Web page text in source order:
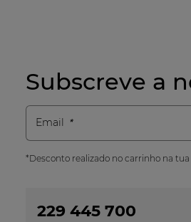
Subscreve a
Email
*Desconto realizado no carrinho na
229 445 700